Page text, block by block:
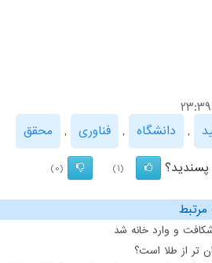
, دانشگاه , فناوری ,
محقق
(1)
(0)
مرتبط
و وارد خانه شد
تر از طلا است؟